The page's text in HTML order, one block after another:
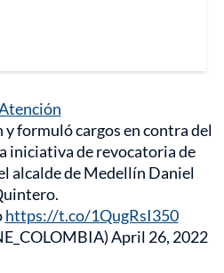
formuló cargos en contra del
iniciativa de revocatoria de
alcalde de Medellín Daniel
https://t.co/1QugRsI350
April 26, 2022